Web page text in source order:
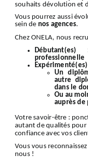
souhaits dévolution et
Vous pourrez aussi
sein de nos agences.
Chez ONELA, nous
professionnelle
Un
autre
dans le
Ou au
auprès de
Votresavoir-être :
autant de qualités pour
confiance avec vos
Vous vous
nous!